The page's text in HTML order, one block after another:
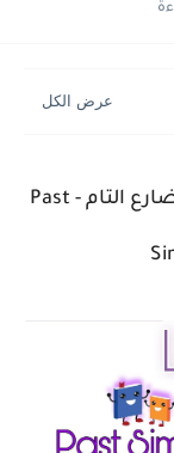
شرح الفرق بين الماضي البسيط و المضارع التام - Past